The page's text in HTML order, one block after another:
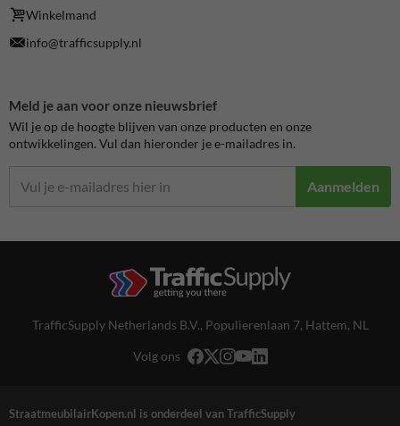
Winkelmand
info@trafficsupply.nl
Meld je aan voor onze nieuwsbrief
Wil je op de hoogte blijven van onze producten en onze
ontwikkelingen. Vul dan hieronder je e-mailadres in.
Aanmelden
TrafficSupply Netherlands B.V., Populierenlaan 7, Hattem, NL
Volg ons
StraatmeubilairKopen.nl is onderdeel van TrafficSupply